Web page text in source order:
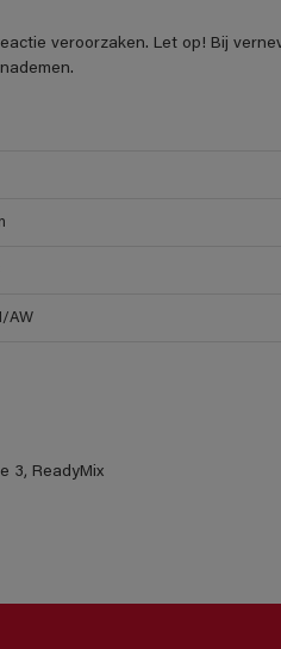
veroorzaken. Let op! Bij
AW
3, ReadyMix